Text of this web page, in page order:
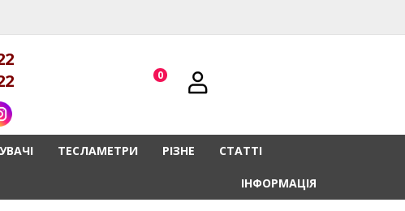
0
ТЕСЛАМЕТРИ РІЗНЕ СТАТТІ
ІНФОРМАЦІЯ